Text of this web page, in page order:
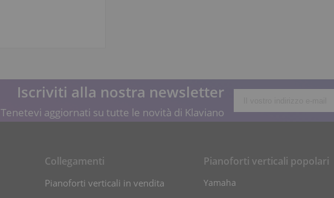
Iscriviti alla nostra newsletter
Tenetevi aggiornati su tutte le novità di Klaviano
Collegamenti
Pianoforti verticali in vendita
Pianoforti verticali popolari
Yamaha